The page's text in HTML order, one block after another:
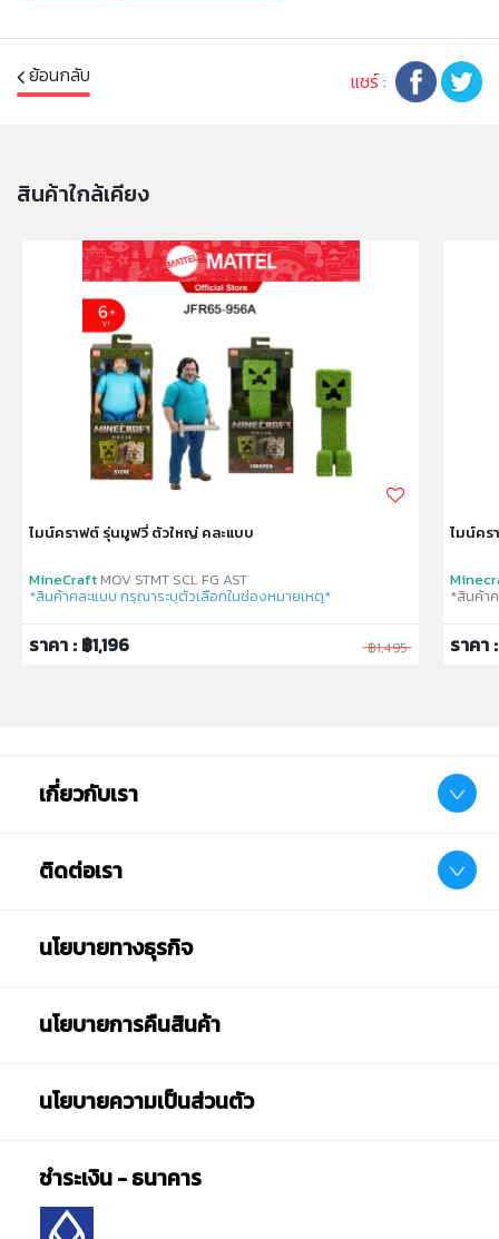
และขว้างปา
ย้อนกลับ แชร์ :
สินค้าใกล้เคียง
ไมน์คราฟต์ รุ่นมูฟวี่ ตัวใหญ่ คละแบบ
MineCraft MOV STMT SCL FG AST
*สินค้าคละแบบ กรุณาระบุตัวเลือกในช่องหมายเหตุ*
ราคา : ฿1,196 ฿1,495
ไมน์คร
*สินค้า
ราคา
เกี่ยวกับเรา
ติดต่อเรา
นโยบายทางธุรกิจ
นโยบายการคืนสินค้า
นโยบายความเป็นส่วนตัว
ชำระเงิน - ธนาคาร